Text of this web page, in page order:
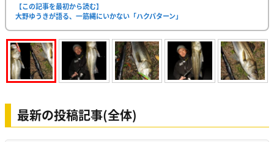
【この記事を最初から読む】
大野ゆうきが語る、一筋縄にいかない「ハクパターン」
最新の投稿記事(全体)